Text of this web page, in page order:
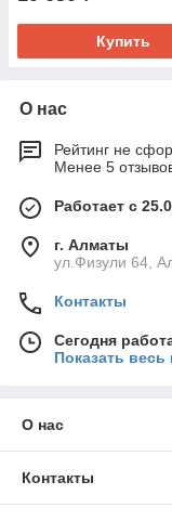
Купить
О нас
Рейтинг не
Менее 5
Работает с
г. Алматы
ул.Физули 64,
Контакты
Сегодня
Показать
О нас
Контакты